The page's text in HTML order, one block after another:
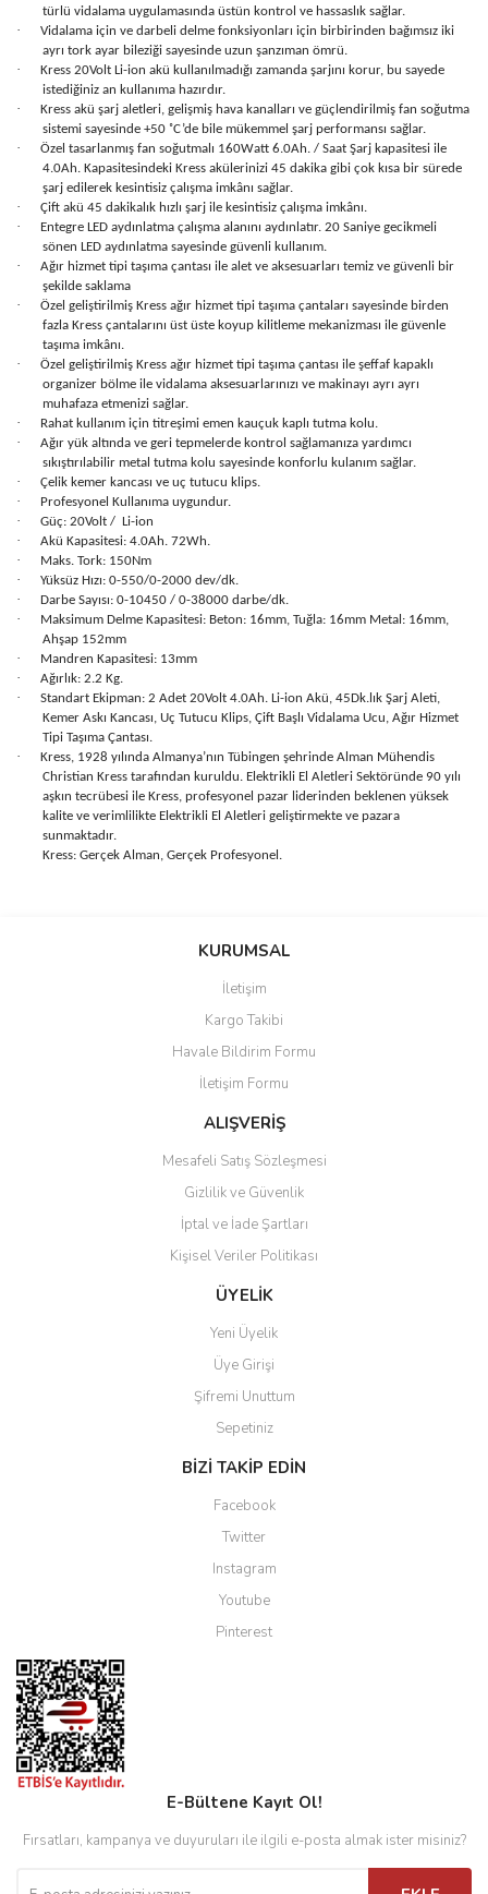
türlü vidalama uygulamasında üstün kontrol ve hassaslık sağlar.
·
Vidalama için ve darbeli delme fonksiyonları için birbirinden bağımsız iki
ayrı tork ayar bileziği sayesinde uzun şanzıman ömrü.
·
Kress 20Volt Li-ion akü kullanılmadığı zamanda şarjını korur, bu sayede
istediğiniz an kullanıma hazırdır.
·
Kress akü şarj aletleri, gelişmiş hava kanalları ve güçlendirilmiş fan soğutma
sistemi sayesinde +50 ˚C’de bile mükemmel şarj performansı sağlar.
·
Özel tasarlanmış fan soğutmalı 160Watt 6.0Ah. / Saat Şarj kapasitesi ile
4.0Ah. Kapasitesindeki Kress akülerinizi 45 dakika gibi çok kısa bir sürede
şarj edilerek kesintisiz çalışma imkânı sağlar.
· Çift akü 45 dakikalık hızlı şarj ile kesintisiz çalışma imkânı.
·
Entegre LED aydınlatma çalışma alanını aydınlatır. 20 Saniye gecikmeli
sönen LED aydınlatma sayesinde güvenli kullanım.
·
Ağır hizmet tipi taşıma çantası ile alet ve aksesuarları temiz ve güvenli bir
şekilde saklama
·
Özel geliştirilmiş Kress ağır hizmet tipi taşıma çantaları sayesinde birden
fazla Kress çantalarını üst üste koyup kilitleme mekanizması ile güvenle
taşıma imkânı.
·
Özel geliştirilmiş Kress ağır hizmet tipi taşıma çantası ile şeffaf kapaklı
organizer bölme ile vidalama aksesuarlarınızı ve makinayı ayrı ayrı
muhafaza etmenizi sağlar.
· Rahat kullanım için titreşimi emen kauçuk kaplı tutma kolu.
·
Ağır yük altında ve geri tepmelerde kontrol sağlamanıza yardımcı
sıkıştırılabilir metal tutma kolu sayesinde konforlu kulanım sağlar.
· Çelik kemer kancası ve uç tutucu klips.
· Profesyonel Kullanıma uygundur.
· Güç: 20Volt / Li-ion
· Akü Kapasitesi: 4.0Ah. 72Wh.
· Maks. Tork: 150Nm
· Yüksüz Hızı: 0-550/0-2000 dev/dk.
· Darbe Sayısı: 0-10450 / 0-38000 darbe/dk.
·
Maksimum Delme Kapasitesi: Beton: 16mm, Tuğla: 16mm Metal: 16mm,
Ahşap 152mm
· Mandren Kapasitesi: 13mm
· Ağırlık: 2.2 Kg.
·
Standart Ekipman: 2 Adet 20Volt 4.0Ah. Li-ion Akü, 45Dk.lık Şarj Aleti,
Kemer Askı Kancası, Uç Tutucu Klips, Çift Başlı Vidalama Ucu, Ağır Hizmet
Tipi Taşıma Çantası.
·
Kress, 1928 yılında Almanya’nın Tübingen şehrinde Alman Mühendis
Christian Kress tarafından kuruldu. Elektrikli El Aletleri Sektöründe 90 yılı
aşkın tecrübesi ile Kress, profesyonel pazar liderinden beklenen yüksek
kalite ve verimlilikte Elektrikli El Aletleri geliştirmekte ve pazara
sunmaktadır.
Kress: Gerçek Alman, Gerçek Profesyonel.
Bu ürüne ilk yorumu siz yapın!
Ürün resmi kalitesiz, bozuk veya görüntülenemiyor.
Ürün açıklamasında eksik bilgiler bulunuyor.
Ürün bilgilerinde hatalar bulunuyor.
Ürün fiyatı diğer sitelerden daha pahalı.
Gönder
KURUMSAL
İletişim
Kargo Takibi
Havale Bildirim Formu
İletişim Formu
ALIŞVERİŞ
Mesafeli Satış Sözleşmesi
Gizlilik ve Güvenlik
İptal ve İade Şartları
Kişisel Veriler Politikası
ÜYELİK
Yeni Üyelik
Üye Girişi
Şifremi Unuttum
Sepetiniz
BİZİ TAKİP EDİN
Facebook
Twitter
Instagram
Youtube
Pinterest
E-Bültene Kayıt Ol!
Fırsatları, kampanya ve duyuruları ile ilgili e-posta almak ister misiniz?